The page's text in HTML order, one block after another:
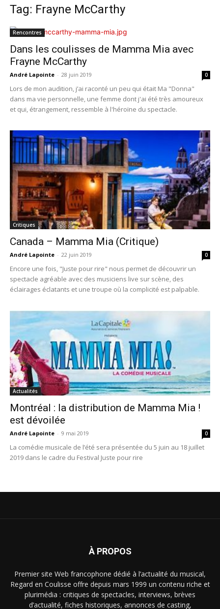
Tag: Frayne McCarthy
Rencontres
Dans les coulisses de Mamma Mia avec
Frayne McCarthy
André Lapointe - 28 juin 2019 0
Lors de mon audition, j’ai raconté un peu qui était Ma "Donna"
dans ma vie personnelle, une femme dont j'ai été très amoureux
et qui, étrangement, ressemble à l'héroïne du spectacle.
Critiques
Canada – Mamma Mia (Critique)
André Lapointe - 22 juin 2019 0
Encore une fois, "Juste pour rire" nous permet de découvrir un
spectacle agréable avec des musiciens live sur scène, des
éclairages éclatants et une troupe où la complicité est palpable.
Actualités
Montréal : la distribution de Mamma Mia !
est dévoilée
André Lapointe - 9 mai 2019 0
La comédie musicale de l’été sera présentée du 5 juin au 18 juillet
2019 dans le cadre du Festival Juste pour rire
À PROPOS
Premier site Web francophone dédié à l’actualité du musical,
Regard en Coulisse offre depuis mars 1999 un contenu riche et
plurimédia : critiques de spectacles, interviews, brèves
d’actualité, fiches historiques, annonces de casting,